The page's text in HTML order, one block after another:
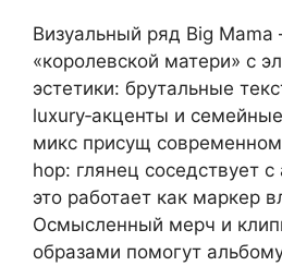
Визуальный ряд Big Mama
«королевской матери» с
эстетики: брутальные
luxury‑акценты и
микс присущ
hop: глянец соседствует
это работает как маркер
Осмысленный мерч и
образами помогут